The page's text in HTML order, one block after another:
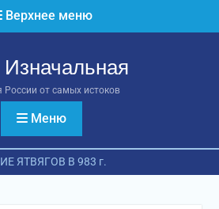
Верхнее меню
Изначальная
России от самых истоков
Меню
ЯТВЯГОВ В 983 г.